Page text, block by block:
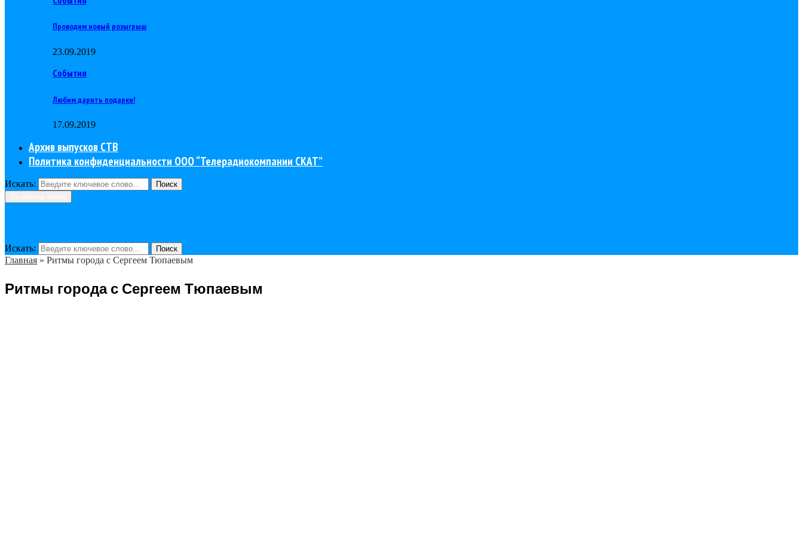
Проводим новый розыгрыш
23.09.2019
События
Любим дарить подарки!
17.09.2019
Архив выпусков СТВ
Политика конфиденциальности ООО “Телерадиокомпании СКАТ”
Искать:
Поиск
Искать: Поиск
Главная » Ритмы города с Сергеем Тюпаевым
Ритмы города с Сергеем Тюпаевым